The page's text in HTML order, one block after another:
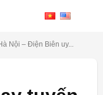
Nội – Điện Biên uy...